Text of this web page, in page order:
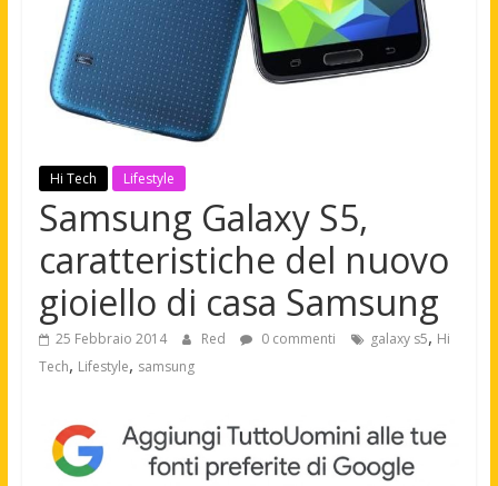
Hi Tech Lifestyle
Samsung Galaxy S5,
caratteristiche del nuovo
gioiello di casa Samsung
25 Febbraio 2014 Red 0 commenti galaxy s5, Hi
Tech, Lifestyle, samsung